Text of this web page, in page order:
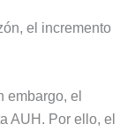
el incremento
embargo, el
AUH. Por ello, el